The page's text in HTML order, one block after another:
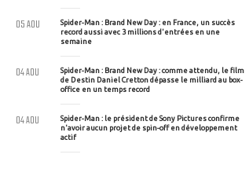
Spider-Man : Brand New Day : en France, un succès
record aussi avec 3 millions d'entrées en une
semaine
05 AOU
Spider-Man : Brand New Day : comme attendu, le film
de Destin Daniel Cretton dépasse le milliard au box-
office en un temps record
04 AOU
Spider-Man : le président de Sony Pictures confirme
n'avoir aucun projet de spin-off en développement
actif
04 AOU